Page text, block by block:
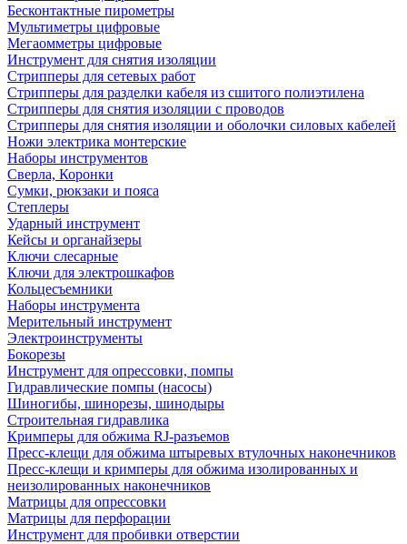
Бесконтактные пирометры
Мультиметры цифровые
Мегаомметры цифровые
Инструмент для снятия изоляции
Стрипперы для сетевых работ
Стрипперы для разделки кабеля из сшитого полиэтилена
Cтрипперы для снятия изоляции с проводов
Стрипперы для снятия изоляции и оболочки силовых кабелей
Ножи электрика монтерские
Наборы инструментов
Сверла, Коронки
Сумки, рюкзаки и пояса
Степлеры
Ударный инструмент
Кейсы и органайзеры
Ключи слесарные
Ключи для электрошкафов
Кольцесъемники
Наборы инструмента
Мерительный инструмент
Электроинструменты
Бокорезы
Инструмент для опрессовки, помпы
Гидравлические помпы (насосы)
Шиногибы, шинорезы, шинодыры
Строительная гидравлика
Кримперы для обжима RJ-разъемов
Пресс-клещи для обжима штыревых втулочных наконечников
Пресс-клещи и кримперы для обжима изолированных и
неизолированных наконечников
Матрицы для опрессовки
Матрицы для перфорации
Инструмент для пробивки отверстии